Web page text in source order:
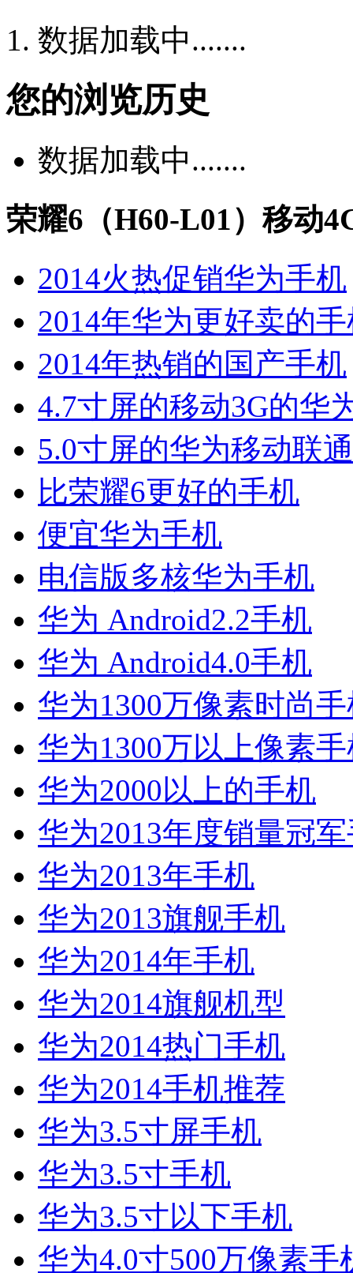
数据加载中.......
您的浏览历史
数据加载中.......
荣耀6（H60-L01）移动
2014火热促销华为手机
2014年华为更好卖的
2014年热销的国产手机
4.7寸屏的移动3G的华
5.0寸屏的华为移动联
比荣耀6更好的手机
便宜华为手机
电信版多核华为手机
华为 Android2.2手机
华为 Android4.0手机
华为1300万像素时尚
华为1300万以上像素
华为2000以上的手机
华为2013年度销量冠
华为2013年手机
华为2013旗舰手机
华为2014年手机
华为2014旗舰机型
华为2014热门手机
华为2014手机推荐
华为3.5寸屏手机
华为3.5寸手机
华为3.5寸以下手机
华为4.0寸500万像素手